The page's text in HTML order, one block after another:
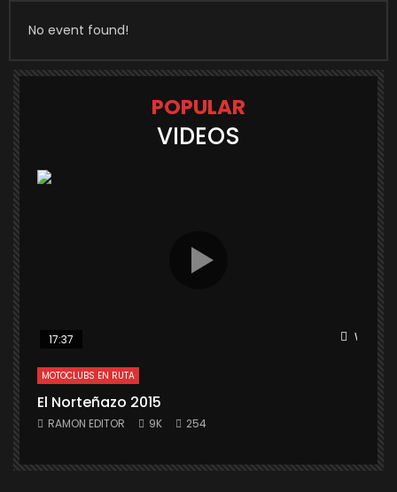
No event found!
POPULAR
VIDEOS
Watch
17:37
MOTOCLUBS EN RUTA
El Norteñazo 2015
RAMON EDITOR 9K 254